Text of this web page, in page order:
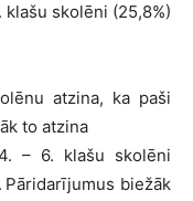
skolēni (25,8%)
atzina, ka paši
to atzina
– 6. klašu skolēni
Pāridarījumus biežāk